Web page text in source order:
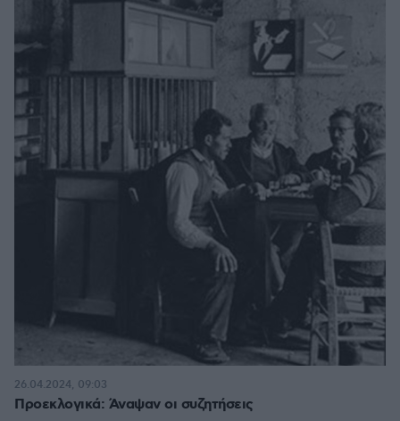
Προεκλογικά: Άναψαν οι συζητήσεις
26.04.2024, 09:03